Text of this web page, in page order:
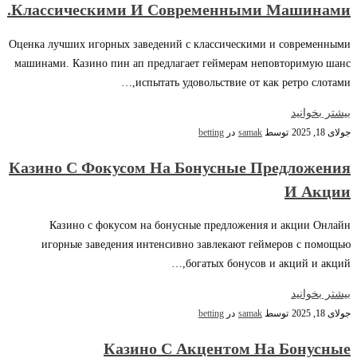
Классическими И Современными Машинами.
Оценка лучших игорных заведений с классическими и современными
машинами. Казино пин ап предлагает геймерам неповторимую шанс
испытать удовольствие от как ретро слотами,…
بیشتر بخوانید
جولای 18, 2025 توسط samak در betting
Казино С Фокусом На Бонусные Предложения
И Акции
Казино с фокусом на бонусные предложения и акции Онлайн
игорные заведения интенсивно завлекают геймеров с помощью
богатых бонусов и акций и акций,…
بیشتر بخوانید
جولای 18, 2025 توسط samak در betting
Казино С Акцентом На Бонусные